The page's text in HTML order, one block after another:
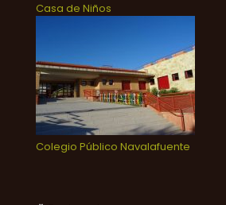
Casa de Niños
Colegio Público Navalafuente